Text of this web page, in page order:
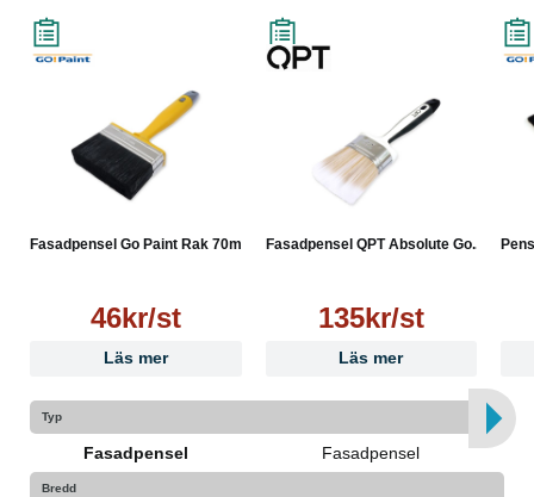
Fasadpensel Go Paint Rak 70mm
46kr/st
Läs mer
Fasadpensel QPT Absolute Go...
135kr/st
Läs mer
Typ
Fasadpensel Fasadpensel
Bredd